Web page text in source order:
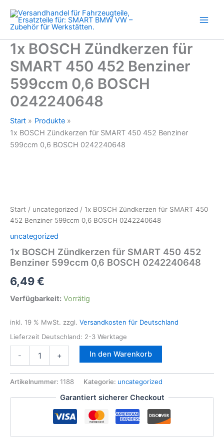
Inhalt
springen
1x BOSCH Zündkerzen für
SMART 450 452 Benziner
599ccm 0,6 BOSCH
0242240648
Start
Produkte
1x BOSCH Zündkerzen für SMART 450 452 Benziner
599ccm 0,6 BOSCH 0242240648
Start / uncategorized / 1x BOSCH Zündkerzen für SMART 450
452 Benziner 599ccm 0,6 BOSCH 0242240648
uncategorized
1x BOSCH Zündkerzen für SMART 450 452
Benziner 599ccm 0,6 BOSCH 0242240648
6,49€
Verfügbarkeit: Vorrätig
inkl. 19 % MwSt. zzgl. Versandkosten für Deutschland
Lieferzeit Deutschland: 2-3 Werktage
-
für
450
0,6
+ In den Warenkorb
Artikelnummer: 1188 Kategorie: uncategorized
Garantiert sicherer Checkout
452
Benziner
599ccm
0,6
BOSCH
0242240648
Menge